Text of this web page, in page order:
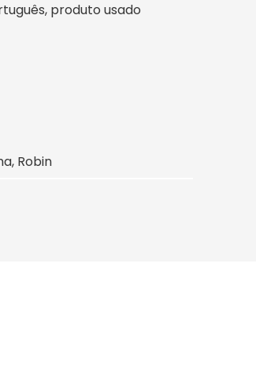
produto usado
Robin